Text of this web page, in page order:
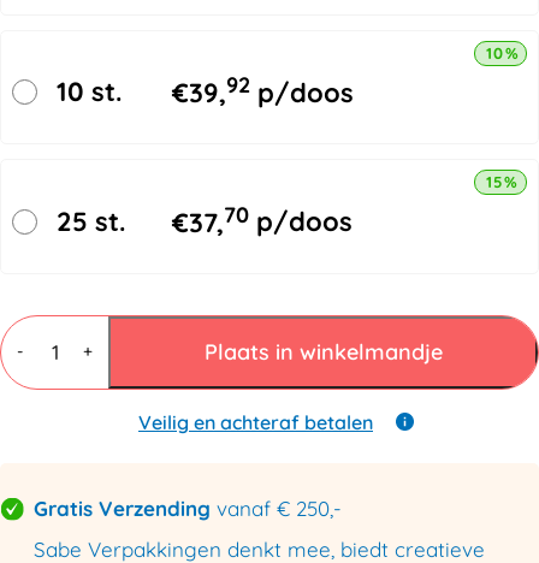
10 st. €39,92 p/doos
10%
25 st. €37,70 p/doos
15%
-
Paklijst
Enveloppen
A4
315x230mm
+ Plaats in winkelmandje
Veilig en achteraf betalen
Gratis Verzending vanaf € 250,-
Sabe Verpakkingen denkt mee, biedt creatieve